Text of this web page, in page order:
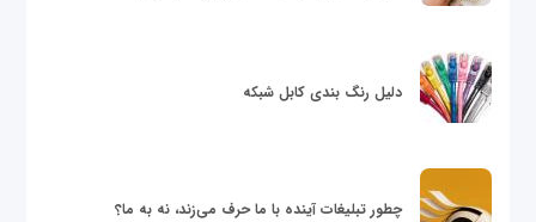
دلیل رنگ بندی کابل شبکه
چطور تبلیغات آینده با ما حرف می‌زند، نه به ما؟